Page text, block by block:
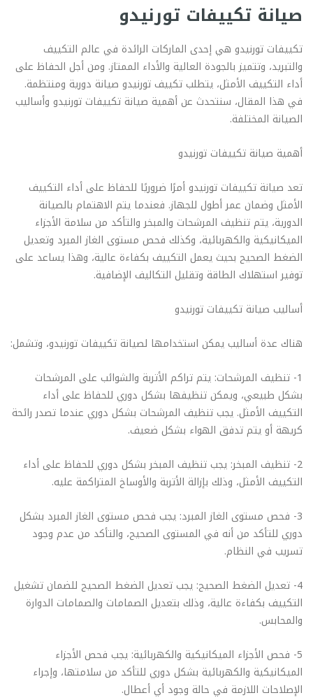
صيانة تكييفات تورنيدو
تكييفات تورنيدو هي إحدى الماركات الرائدة في عالم التكييف
والتبريد، وتتميز بالجودة العالية والأداء الممتاز. ومن أجل الحفاظ على
أداء التكييف الأمثل، يتطلب تكييف تورنيدو صيانة دورية ومنتظمة.
في هذا المقال، سنتحدث عن أهمية صيانة تكييفات تورنيدو وأساليب
الصيانة المختلفة.
أهمية صيانة تكييفات تورنيدو
تعد صيانة تكييفات تورنيدو أمرًا ضروريًا للحفاظ على أداء التكييف
الأمثل وضمان عمر أطول للجهاز. فعندما يتم الاهتمام بالصيانة
الدورية، يتم تنظيف المرشحات والمبخر والتأكد من سلامة الأجزاء
الميكانيكية والكهربائية، وكذلك فحص مستوى الغاز المبرد وتعديل
الضغط الصحيح بحيث يعمل التكييف بكفاءة عالية، وهذا يساعد على
توفير استهلاك الطاقة وتقليل التكاليف الإضافية.
أساليب صيانة تكييفات تورنيدو
هناك عدة أساليب يمكن استخدامها لصيانة تكييفات تورنيدو، وتشمل:
1- تنظيف المرشحات: يتم تراكم الأتربة والشوائب على المرشحات
بشكل طبيعي، ويمكن تنظيفها بشكل دوري للحفاظ على أداء
التكييف الأمثل. يجب تنظيف المرشحات بشكل دوري عندما تصدر رائحة
كريهة أو يتم تدفق الهواء بشكل ضعيف.
2- تنظيف المبخر: يجب تنظيف المبخر بشكل دوري للحفاظ على أداء
التكييف الأمثل، وذلك بإزالة الأتربة والأوساخ المتراكمة عليه.
3- فحص مستوى الغاز المبرد: يجب فحص مستوى الغاز المبرد بشكل
دوري للتأكد من أنه في المستوى الصحيح، والتأكد من عدم وجود
تسريب في النظام.
4- تعديل الضغط الصحيح: يجب تعديل الضغط الصحيح للضمان تشغيل
التكييف بكفاءة عالية، وذلك بتعديل الصمامات والصمامات الدوارة
والمحابس.
5- فحص الأجزاء الميكانيكية والكهربائية: يجب فحص الأجزاء
الميكانيكية والكهربائية بشكل دوري للتأكد من سلامتها، وإجراء
الإصلاحات اللازمة في حالة وجود أي أعطال.